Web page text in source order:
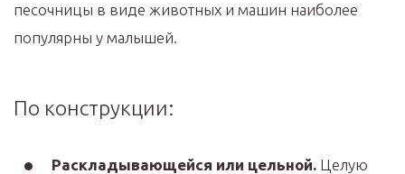
песочницы в виде животных и машин наиболее
популярны у малышей.
По конструкции:
Раскладывающейся или цельной. Целую